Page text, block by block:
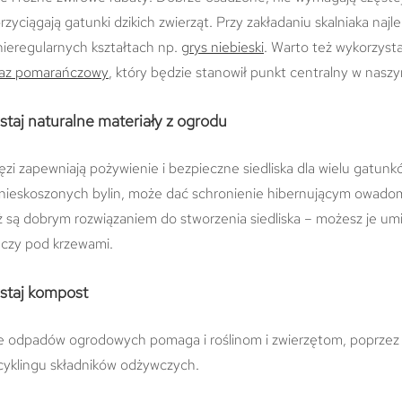
gatunki dzikich zwierząt. Przy zakładaniu skalniaka
kształtach np. grys niebieski. Warto też
pomarańczowy, który będzie stanowił punkt centralny w
naturalne materiały z ogrodu
zapewniają pożywienie i bezpieczne siedliska dla wielu
bylin, może dać schronienie hibernującym
są dobrym rozwiązaniem do stworzenia siedliska – możesz je
pod krzewami.
kompost
odpadów ogrodowych pomaga i roślinom i zwierzętom,
składników odżywczych.